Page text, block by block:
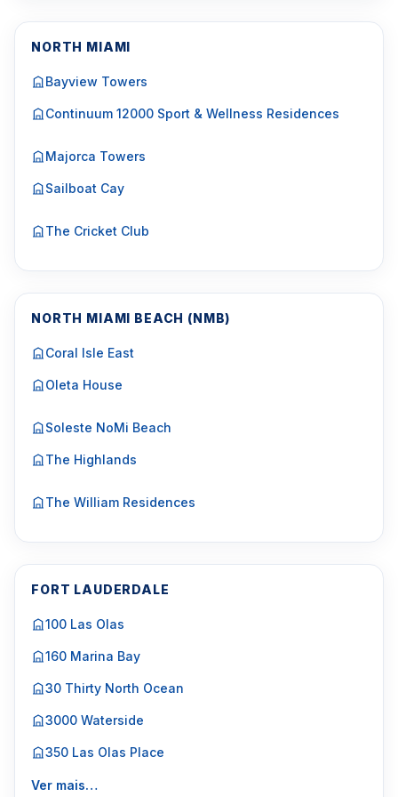
NORTH MIAMI
Bayview Towers
Continuum 12000 Sport & Wellness Residences
Majorca Towers
Sailboat Cay
The Cricket Club
NORTH MIAMI BEACH (NMB)
Coral Isle East
Oleta House
Soleste NoMi Beach
The Highlands
The William Residences
FORT LAUDERDALE
100 Las Olas
160 Marina Bay
30 Thirty North Ocean
3000 Waterside
350 Las Olas Place
Ver mais…